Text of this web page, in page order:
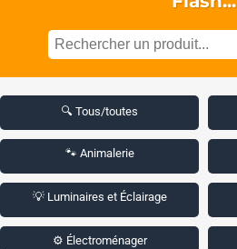
🔍 Tous/toutes
🐾 Animalerie
💡 Luminaires et Éclairage
⚙️ Électroménager